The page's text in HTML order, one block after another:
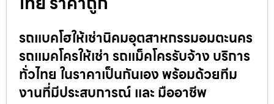
รถแบคโฮให้เช่านิคมอุตสาหกรรมอมตะนคร
รถแมคโครให้เช่า รถแม็คโครรับจ้าง บริการ
ทั่วไทย ในราคาเป็นกันเอง พร้อมด้วยทีม
งานที่มีประสบการณ์ และ มืออาชีพ